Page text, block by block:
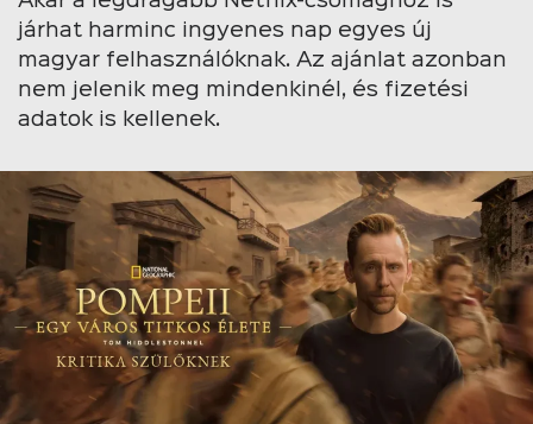
járhat harminc ingyenes nap egyes új
magyar felhasználóknak. Az ajánlat azonban
nem jelenik meg mindenkinél, és fizetési
adatok is kellenek.